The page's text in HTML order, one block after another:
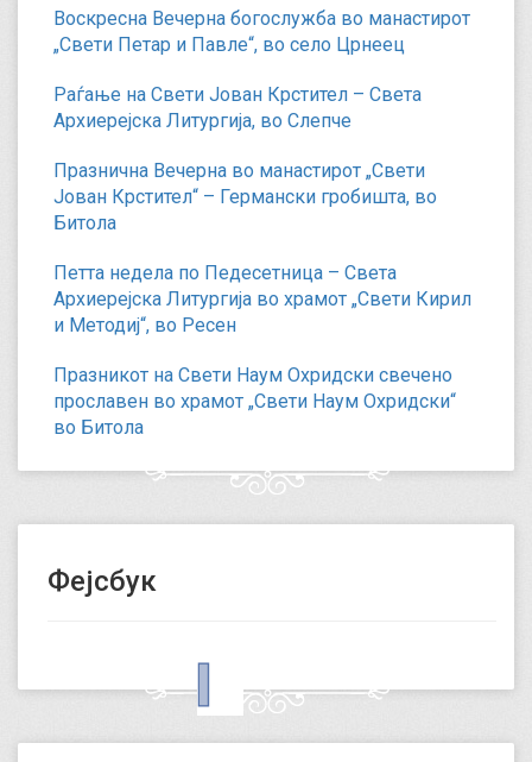
Воскресна Вечерна богослужба во манастирот
„Свети Петар и Павле“, во село Црнеец
Раѓање на Свети Јован Крстител – Света
Архиерејска Литургија, во Слепче
Празнична Вечерна во манастирот „Свети
Јован Крстител“ – Германски гробишта, во
Битола
Петта недела по Педесетница – Света
Архиерејска Литургија во храмот „Свети Кирил
и Методиј“, во Ресен
Празникот на Свети Наум Охридски свечено
прославен во храмот „Свети Наум Охридски“
во Битола
Фејсбук